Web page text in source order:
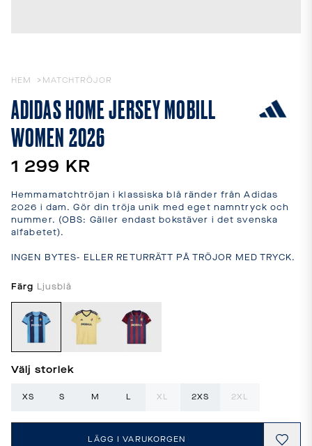
LEVERANS
Laddar...
HEM MATCHTRÖJOR
ADIDAS HOME JERSEY MOBILL
WOMEN 2026
1 299 KR
Hemmamatchtröjan i klassiska blå ränder från Adidas
2026 i dam. Gör din tröja unik med eget namntryck och
nummer. (OBS: Gäller endast bokstäver i det svenska
alfabetet).
INGEN BYTES- ELLER RETURRÄTT PÅ TRÖJOR MED TRYCK.
Färg Ljusblå
Välj storlek
XS S M L XL 2XS 2XL
LÄGG I VARUKORGEN